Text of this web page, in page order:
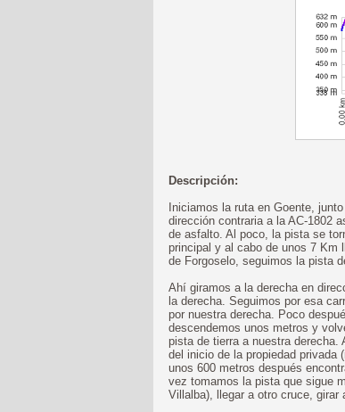
Descripción:
Iniciamos la ruta en Goente,
dirección contraria a la AC-1802
de asfalto. Al poco, la pista se
principal y al cabo de unos 7 Km
de Forgoselo, seguimos la pista
Ahí giramos a la derecha en
la derecha. Seguimos por esa
por nuestra derecha. Poco
descendemos unos metros y
pista de tierra a nuestra
del inicio de la propiedad privada
unos 600 metros después
vez tomamos la pista que sigue
Villalba), llegar a otro cruce, girar